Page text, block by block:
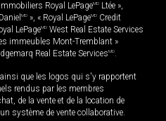
Royal LePageMD Ltée »,
MD », « Royal LePageMD Credit
LePageMD West Real Estate Services
immeubles Mont-Tremblant »
Real Estate ServicesMD.
que les logos qui s'y rapportent
rendus par les membres
de la vente et de la location de
système de vente collaborative.